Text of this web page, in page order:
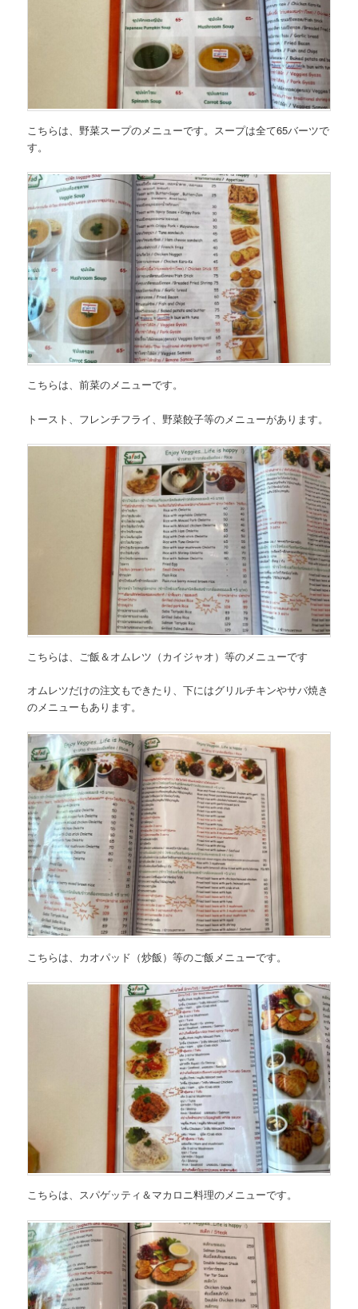
こちらは、 野菜スープのメニューです。スープは全て65バーツで
す。
こちらは、前菜のメニューです。
トースト、フレンチフライ、野菜餃子等のメニューがあります。
こちらは、 ご飯＆オムレツ（カイジャオ）等のメニューです
オムレツだけの注文もできたり、下にはグリルチキンやサバ焼き
のメニューもあります。
こちらは、 カオパッド（炒飯）等のご飯メニューです。
こちらは、 スパゲッティ＆マカロニ料理のメニューです。